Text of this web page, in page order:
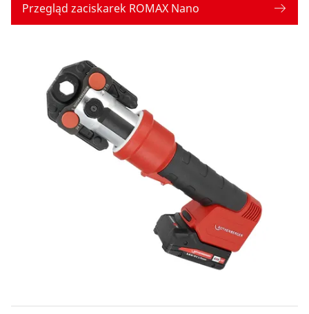
Przegląd zaciskarek ROMAX Nano